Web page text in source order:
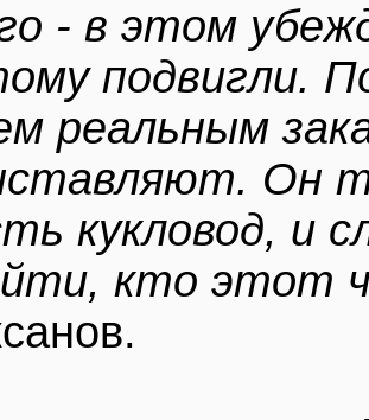
- в этом
подвигли.
реальным
Он
кукловод, и
кто этот